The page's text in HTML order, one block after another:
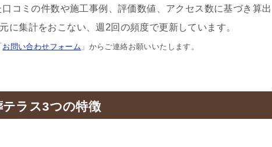
コミの件数や施工事例、評価数値、アクセス数に基づき算出
に集計をおこない、週2回の頻度で更新しています。
お問い合わせフォーム 」からご連絡お願いいたします。
テラス3つの特徴